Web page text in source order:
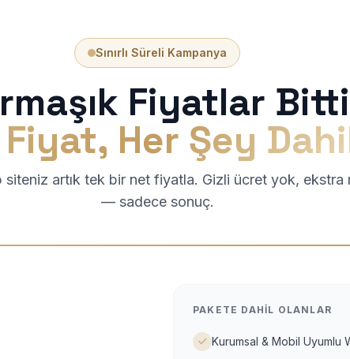
Sınırlı Süreli Kampanya
Fiyatlar
Her Şey
siteniz artık tek bir net fiyatla. Gizli ücret yok, ekstra
— sadece sonuç.
PAKETE DAHIL OLANLAR
Kurumsal & Mobil Uyumlu